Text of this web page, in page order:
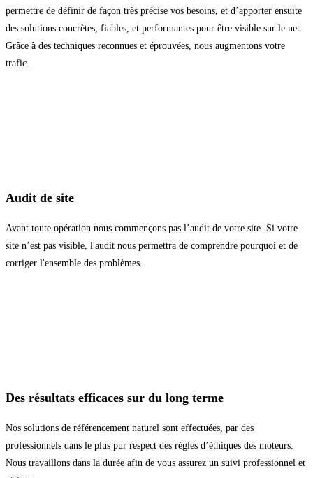
permettre de définir de façon très précise vos besoins, et d’apporter ensuite
des solutions concrètes, fiables, et performantes pour être visible sur le net.
Grâce à des techniques reconnues et éprouvées, nous augmentons votre
trafic.
Audit de site
Avant toute opération nous commençons pas l’audit de votre site. Si votre
site n’est pas visible, l'audit nous permettra de comprendre pourquoi et de
corriger l'ensemble des problèmes.
Des résultats efficaces sur du long terme
Nos solutions de référencement naturel sont effectuées, par des
professionnels dans le plus pur respect des règles d’éthiques des moteurs.
Nous travaillons dans la durée afin de vous assurez un suivi professionnel et